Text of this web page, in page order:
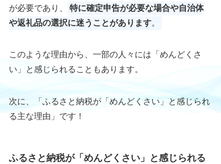
が必要であり、
特に確定申告が必要な場合や自治体
や返礼品の選択に迷うことがあります。
このような理由から、一部の人々には「めんどくさ
い」と感じられることもあります。
次に、「ふるさと納税が「めんどくさい」と感じられ
る主な理由」です！
ふるさと納税が「めんどくさい」と感じられる